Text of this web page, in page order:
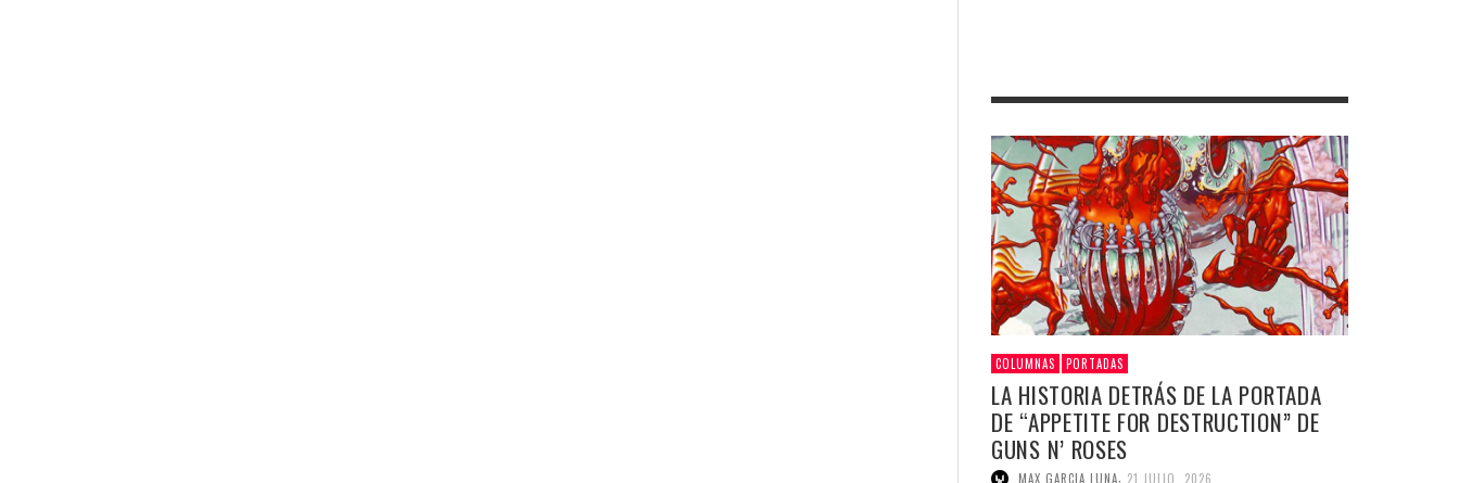
COLUMNAS PORTADAS
LA HISTORIA DETRÁS DE LA PORTADA
DE “APPETITE FOR DESTRUCTION” DE
GUNS N’ ROSES
MAX GARCIA LUNA, 21 JULIO, 2026